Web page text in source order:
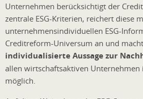
Unternehmen berücksichtigt der
zentrale ESG-Kriterien, reichert diese
unternehmensindividuellen ESG-
Creditreform-Universum an und
individualisierte Aussage zur
allen wirtschaftsaktiven Unternehmen
möglich.